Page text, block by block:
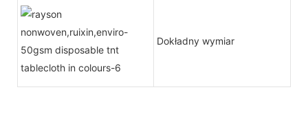
Dokładny wymiar